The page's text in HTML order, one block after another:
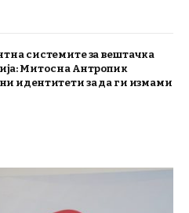
на системите за вештачка
Митос на Антропик
идентитети за да ги измами